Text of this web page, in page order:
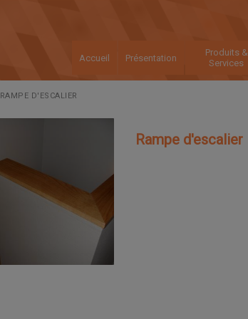
Accueil Présentation
Produits &
Services
RAMPE D'ESCALIER
Rampe d'escalier